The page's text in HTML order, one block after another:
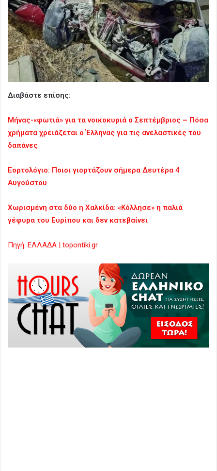
Διαβάστε επίσης:
Μήνας-«φωτιά» για τα νοικοκυριά ο Σεπτέμβριος – Πόσα
χρήματα χρειάζεται ο Έλληνας για τις ανελαστικές του
δαπάνες
Εορτολόγιο: Ποιοι γιορτάζουν σήμερα Δευτέρα 4
Αυγούστου
Χωρισμένη στα δύο η Χαλκίδα: «Κόλλησε» η παλιά
γέφυρα του Ευρίπου και δεν κατεβαίνει
Πηγή: ΕΛΛΑΔΑ | topontiki.gr